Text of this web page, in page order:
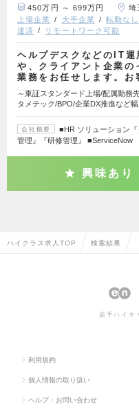
450万円 ～ 699万円
埼
上場企業
大手企業 転勤なし
達済
リモートワーク可能
ヘルプデスクなどのIT運
や、クライアント企業の
業務をお任せします。お
～東証スタンダード上場/配属勤務
タメテック/BPO/企業DX推進など
会社概要
■HR ソリューション
管理』『研修管理』 ■ServiceNow
興味あり
ハイクラス求人TOP 検索結果
若手ハイキ
利用規約
個人情報の取り扱い
ヘルプ・お問い合わせ